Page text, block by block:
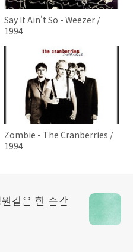
Say It Ain't So - Weezer /
1994
Zombie - The Cranberries /
1994
같은 한 순간